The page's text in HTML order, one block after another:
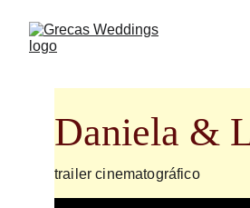
Daniela &
trailer cinematográfico